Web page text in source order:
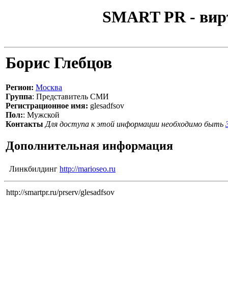
SMART PR -
Борис Глебцов
Регион: Москва
Группа: Представитель СМИ
Регистрационное имя: glesadfsov
Пол:: Мужской
Контакты Для доступа к этой информации необходимо быть
Дополнительная информация
Линкбилдинг http://marioseo.ru
http://smartpr.ru/prserv/glesadfsov